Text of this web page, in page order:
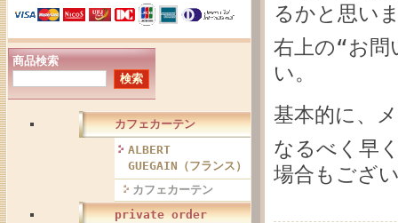
商品検索
カフェカーテン
ALBERT
GUEGAIN（フランス）
カフェカーテン
private order
るかと思い
右上の“お問
い。
基本的に、
なるべく早
場合もござ